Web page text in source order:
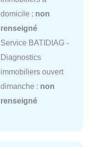
domicile : non
renseigné
Service BATIDIAG -
Diagnostics
immobiliers ouvert
dimanche : non
renseigné